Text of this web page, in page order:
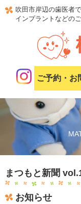
吹田市岸辺の歯医者
インプラントなどの
ご予約・お
まつもと新聞
お知らせ